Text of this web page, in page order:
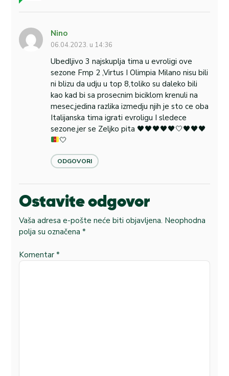
Nino
06.04.2023. u 14:36
Ubedljivo 3 najskuplja tima u evroligi ove
sezone Fmp 2 ,Virtus I Olimpia Milano nisu bili
ni blizu da udju u top 8,toliko su daleko bili
kao kad bi sa prosecnim biciklom krenuli na
mesec,jedina razlika izmedju njih je sto ce oba
Italijanska tima igrati evroligu I sledece
sezone,jer se Zeljko pita 🖤🖤🖤🖤🖤🤍🖤🖤🖤
🤍
ODGOVORI
Ostavite odgovor
Vaša adresa e-pošte neće biti objavljena. Neophodna
polja su označena *
Komentar *